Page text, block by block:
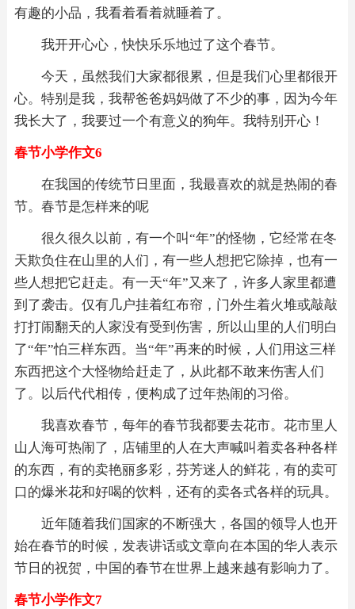
有趣的小品，我看着看着就睡着了。
我开开心心，快快乐乐地过了这个春节。
今天，虽然我们大家都很累，但是我们心里都很开
心。特别是我，我帮爸爸妈妈做了不少的事，因为今年
我长大了，我要过一个有意义的狗年。我特别开心！
春节小学作文6
在我国的传统节日里面，我最喜欢的就是热闹的春
节。春节是怎样来的呢
很久很久以前，有一个叫“年”的怪物，它经常在冬
天欺负住在山里的人们，有一些人想把它除掉，也有一
些人想把它赶走。有一天“年”又来了，许多人家里都遭
到了袭击。仅有几户挂着红布帘，门外生着火堆或敲敲
打打闹翻天的人家没有受到伤害，所以山里的人们明白
了“年”怕三样东西。当“年”再来的时候，人们用这三样
东西把这个大怪物给赶走了，从此都不敢来伤害人们
了。以后代代相传，便构成了过年热闹的习俗。
我喜欢春节，每年的春节我都要去花市。花市里人
山人海可热闹了，店铺里的人在大声喊叫着卖各种各样
的东西，有的卖艳丽多彩，芬芳迷人的鲜花，有的卖可
口的爆米花和好喝的饮料，还有的卖各式各样的玩具。
近年随着我们国家的不断强大，各国的领导人也开
始在春节的时候，发表讲话或文章向在本国的华人表示
节日的祝贺，中国的春节在世界上越来越有影响力了。
春节小学作文7